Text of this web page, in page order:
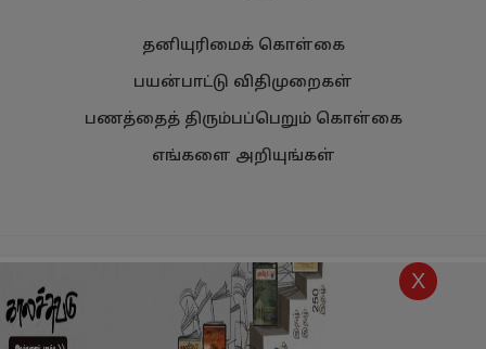
X
தனியுரிமைக் கொள்கை
பயன்பாட்டு விதிமுறைகள்
பணத்தைத் திரும்பப்பெறும் கொள்கை
எங்களை அறியுங்கள்
Copyright Kalachuvadu Publications Pvt Ltd 2021.
All Rights
Reserved